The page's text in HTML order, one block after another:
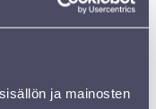
ja mainosten
ja toimi reilun